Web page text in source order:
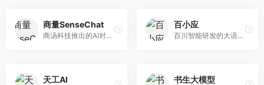
商量SenseChat
商汤科技推出的AI对话平台，结合计算机视觉和自然语言处理技术。面向企业用户和开发者，支持多模态交互，视觉理解能力强，适合智能客服和内容创作场景。
百小应
百川智能研发的大语言模型助手，专注于中文理解和生成。面向中文用户，提供知识问答、文本创作、代码辅助等服务，模型参数规模大，中文表达流畅自然。
天工AI 书生大模型